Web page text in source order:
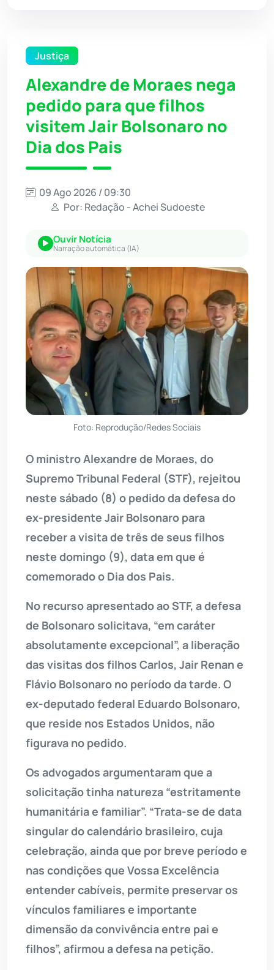
Justiça
Alexandre de Moraes nega
pedido para que filhos
visitem Jair Bolsonaro no
Dia dos Pais
09 Ago 2026 / 09:30
Por: Redação - Achei Sudoeste
Ouvir Notícia
Narração automática (IA)
Foto: Reprodução/Redes Sociais
O ministro Alexandre de Moraes, do
Supremo Tribunal Federal (STF), rejeitou
neste sábado (8) o pedido da defesa do
ex-presidente Jair Bolsonaro para
receber a visita de três de seus filhos
neste domingo (9), data em que é
comemorado o Dia dos Pais.
No recurso apresentado ao STF, a defesa
de Bolsonaro solicitava, “em caráter
absolutamente excepcional”, a liberação
das visitas dos filhos Carlos, Jair Renan e
Flávio Bolsonaro no período da tarde. O
ex-deputado federal Eduardo Bolsonaro,
que reside nos Estados Unidos, não
figurava no pedido.
Os advogados argumentaram que a
solicitação tinha natureza “estritamente
humanitária e familiar”. “Trata-se de data
singular do calendário brasileiro, cuja
celebração, ainda que por breve período e
nas condições que Vossa Excelência
entender cabíveis, permite preservar os
vínculos familiares e importante
dimensão da convivência entre pai e
filhos”, afirmou a defesa na petição.